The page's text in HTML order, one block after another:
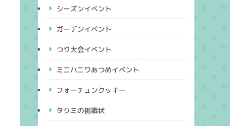
シーズンイベント
ガーデンイベント
つり大会イベント
ミニハニワあつめイベント
フォーチュンクッキー
タクミの挑戦状